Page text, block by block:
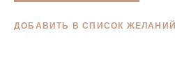
ДОБАВИТЬ В СПИСОК ЖЕЛАНИЙ